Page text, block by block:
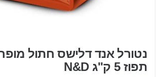
נטורל אנד דלישס חתול
תפוז 5 ק''ג N&D